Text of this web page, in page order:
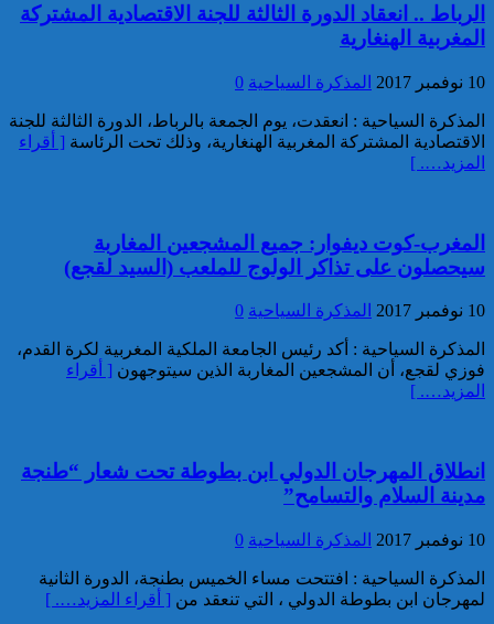
خبير: “البيعة الإلكترونية” تكشف
تحول الإرهاب الرقمي بعد تفكيك
خلية داعشية بتطوان
تركيا:القضاء يأمر بحبس رئيس
الإفريقي ل”داعش”: ضبط عبوة
بضواحي الرباط
الرباط .. انعقاد الدورة الثالثة للجنة الاقتصادية المشتركة
المغربية الهنغارية
10 نوفمبر 2017 المذكرة السياحية 0
المذكرة السياحية : انعقدت، يوم الجمعة بالرباط، الدورة الثالثة للجنة
الاقتصادية المشتركة المغربية الهنغارية، وذلك تحت الرئاسة [ أقراء
المزيد…. ]
المغرب-كوت ديفوار: جميع المشجعين المغاربة
سيحصلون على تذاكر الولوج للملعب (السيد لقجع)
10 نوفمبر 2017 المذكرة السياحية 0
المذكرة السياحية : أكد رئيس الجامعة الملكية المغربية لكرة القدم،
فوزي لقجع، أن المشجعين المغاربة الذين سيتوجهون [ أقراء
المزيد…. ]
انطلاق المهرجان الدولي ابن بطوطة تحت شعار “طنجة
مدينة السلام والتسامح”
10 نوفمبر 2017 المذكرة السياحية 0
المذكرة السياحية : افتتحت مساء الخميس بطنجة، الدورة الثانية
لمهرجان ابن بطوطة الدولي ، التي تنعقد من [ أقراء المزيد…. ]